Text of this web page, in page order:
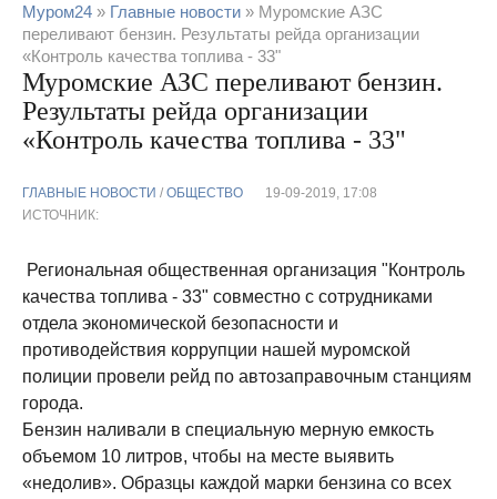
Муром24 » Главные новости » Муромские АЗС
переливают бензин. Результаты рейда организации
«Контроль качества топлива - 33"
Муромские АЗС переливают бензин.
Результаты рейда организации
«Контроль качества топлива - 33"
ГЛАВНЫЕ НОВОСТИ / ОБЩЕСТВО
19-09-2019, 17:08
ИСТОЧНИК:
Региональная общественная организация "Контроль
качества топлива - 33" совместно с сотрудниками
отдела экономической безопасности и
противодействия коррупции нашей муромской
полиции провели рейд по автозаправочным станциям
города.
Бензин наливали в специальную мерную емкость
объемом 10 литров, чтобы на месте выявить
«недолив». Образцы каждой марки бензина со всех